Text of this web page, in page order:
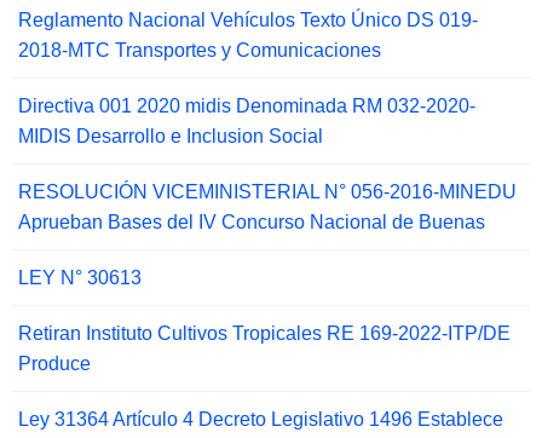
Reglamento Nacional Vehículos Texto Único DS 019-
2018-MTC Transportes y Comunicaciones
Directiva 001 2020 midis Denominada RM 032-2020-
MIDIS Desarrollo e Inclusion Social
RESOLUCIÓN VICEMINISTERIAL N° 056-2016-MINEDU
Aprueban Bases del IV Concurso Nacional de Buenas
LEY N° 30613
Retiran Instituto Cultivos Tropicales RE 169-2022-ITP/DE
Produce
Ley 31364 Artículo 4 Decreto Legislativo 1496 Establece